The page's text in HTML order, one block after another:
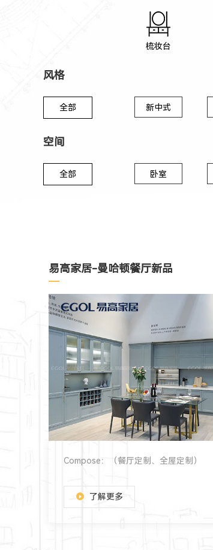
梳妆台
风格
全部 新中式
空间
全部 卧室
易高家居-曼哈顿餐厅新品
Compose：（餐厅定制、全屋定制）
了解更多